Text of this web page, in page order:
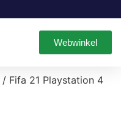
Webwinkel
/ Fifa 21 Playstation 4